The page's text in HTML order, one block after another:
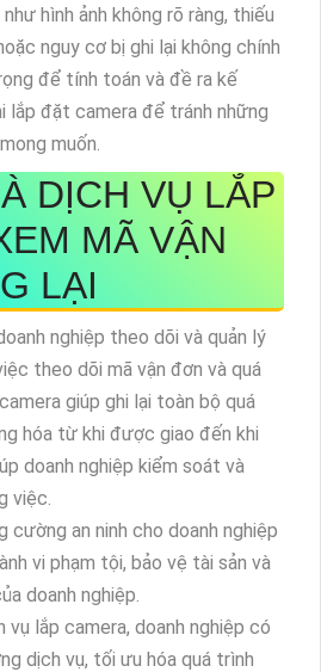
hình ảnh không rõ ràng, thiếu
nguy cơ bị ghi lại không chính
để tính toán và đề ra kế
lắp đặt camera để tránh những
muốn.
DỊCH VỤ LẮP
MÃ VẬN
LẠI
nghiệp theo dõi và quản lý
theo dõi mã vận đơn và quá
giúp ghi lại toàn bộ quá
hóa từ khi được giao đến khi
doanh nghiệp kiểm soát và
việc.
cường an ninh cho doanh nghiệp
vi phạm tội, bảo vệ tài sản và
doanh nghiệp.
lắp camera, doanh nghiệp có
dịch vụ, tối ưu hóa quá trình